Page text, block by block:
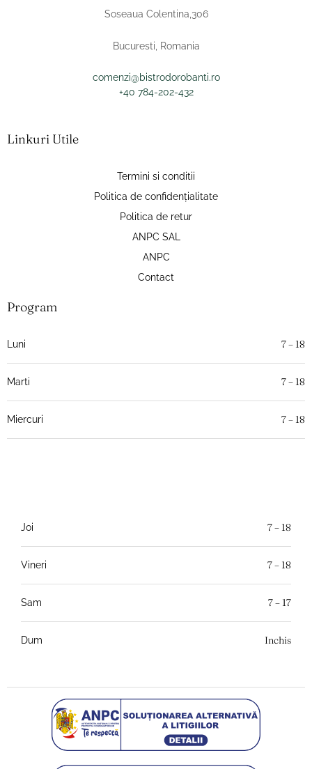
Soseaua Colentina,306
Bucuresti, Romania
comenzi@bistrodorobanti.ro
+40 784-202-432
Linkuri Utile
Termini si conditii
Politica de confidențialitate
Politica de retur
ANPC SAL
ANPC
Contact
Program
Luni 7 – 18
Marti 7 – 18
Miercuri 7 – 18
Joi 7 – 18
Vineri 7 – 18
Sam 7 – 17
Dum Inchis